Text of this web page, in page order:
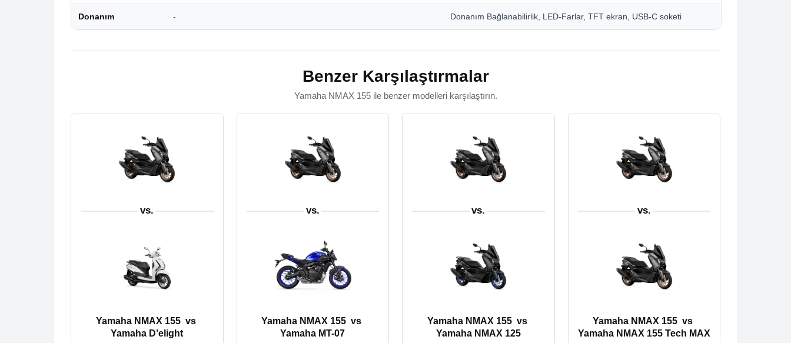
Donanım - Donanım Bağlanabilirlik, LED-Farlar, TFT ekran, USB-C soketi
Benzer Karşılaştırmalar
Yamaha NMAX 155 ile benzer modelleri karşılaştırın.
vs.
Yamaha NMAX 155 vs
Yamaha D’elight
vs.
Yamaha NMAX 155 vs
Yamaha MT-07
vs.
Yamaha NMAX 155 vs
Yamaha NMAX 125
vs.
Yamaha NMAX 155 vs
Yamaha NMAX 155 Tech MAX